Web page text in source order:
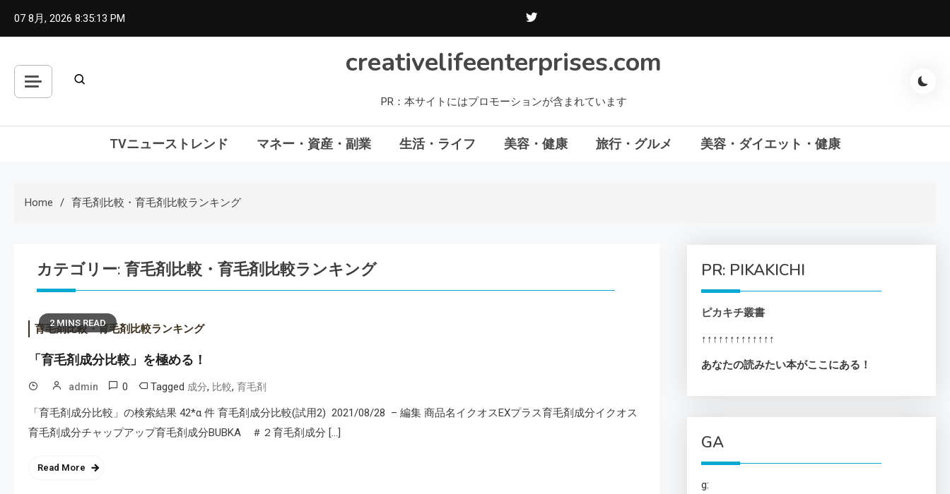
07 8月, 2026 8:35:14 PM
creativelifeenterprises.com
PR：本サイトにはプロモーションが含まれています
TVニューストレンド マネー・資産・副業 生活・ライフ 美容・健康 旅行・グルメ 美容・ダイエット・健康
Home 育毛剤比較・育毛剤比較ランキング
カテゴリー: 育毛剤比較・育毛剤比較ランキング
2 MINS READ
育毛剤比較・育毛剤比較ランキング
「育毛剤成分比較」を極める！
admin 0 Tagged 成分, 比較, 育毛剤
「育毛剤成分比較」の検索結果 42*α 件 育毛剤成分比較(試用2) 2021/08/28 – 編集 商品名イクオスEXプラス育毛剤成分イクオス
育毛剤成分チャップアップ育毛剤成分BUBKA ＃２育毛剤成分 […]
Read More
PR: PIKAKICHI
ピカキチ叢書
↑↑↑↑↑↑↑↑↑↑↑↑↑
あなたの読みたい本がここにある！
GA
g: